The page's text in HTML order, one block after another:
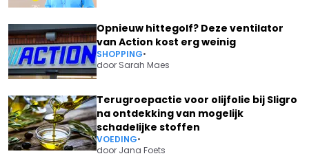
Opnieuw hittegolf? Deze ventilator
van Action kost erg weinig
SHOPPING•
door Sarah Maes
Terugroepactie voor olijfolie bij Sligro
na ontdekking van mogelijk
schadelijke stoffen
VOEDING•
door Jana Foets